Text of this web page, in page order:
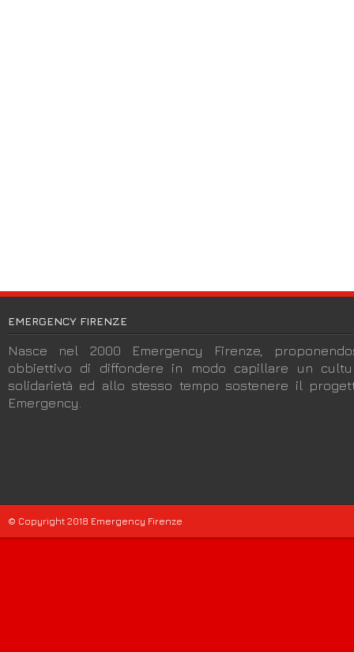
EMERGENCY FIRENZE
Nasce nel 2000 Emergency Firenze,
obbiettivo di diffondere in modo capillare un
solidarietà ed allo stesso tempo sostenere il
Emergency.
© Copyright 2018 Emergency Firenze